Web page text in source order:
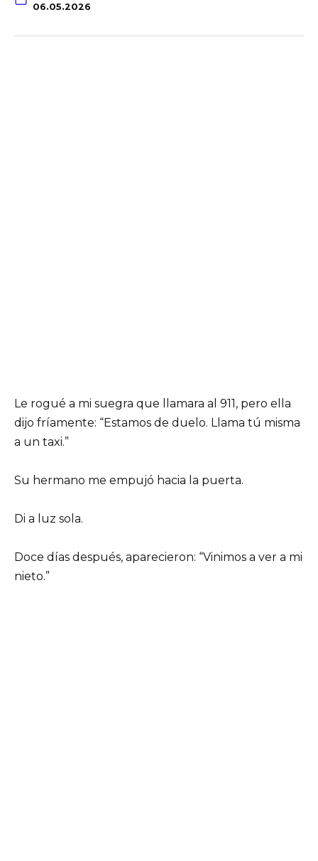
06.05.2026
Le rogué a mi suegra que llamara al 911, pero ella
dijo fríamente: “Estamos de duelo. Llama tú misma
a un taxi.”
Su hermano me empujó hacia la puerta.
Di a luz sola.
Doce días después, aparecieron: “Vinimos a ver a mi
nieto.”